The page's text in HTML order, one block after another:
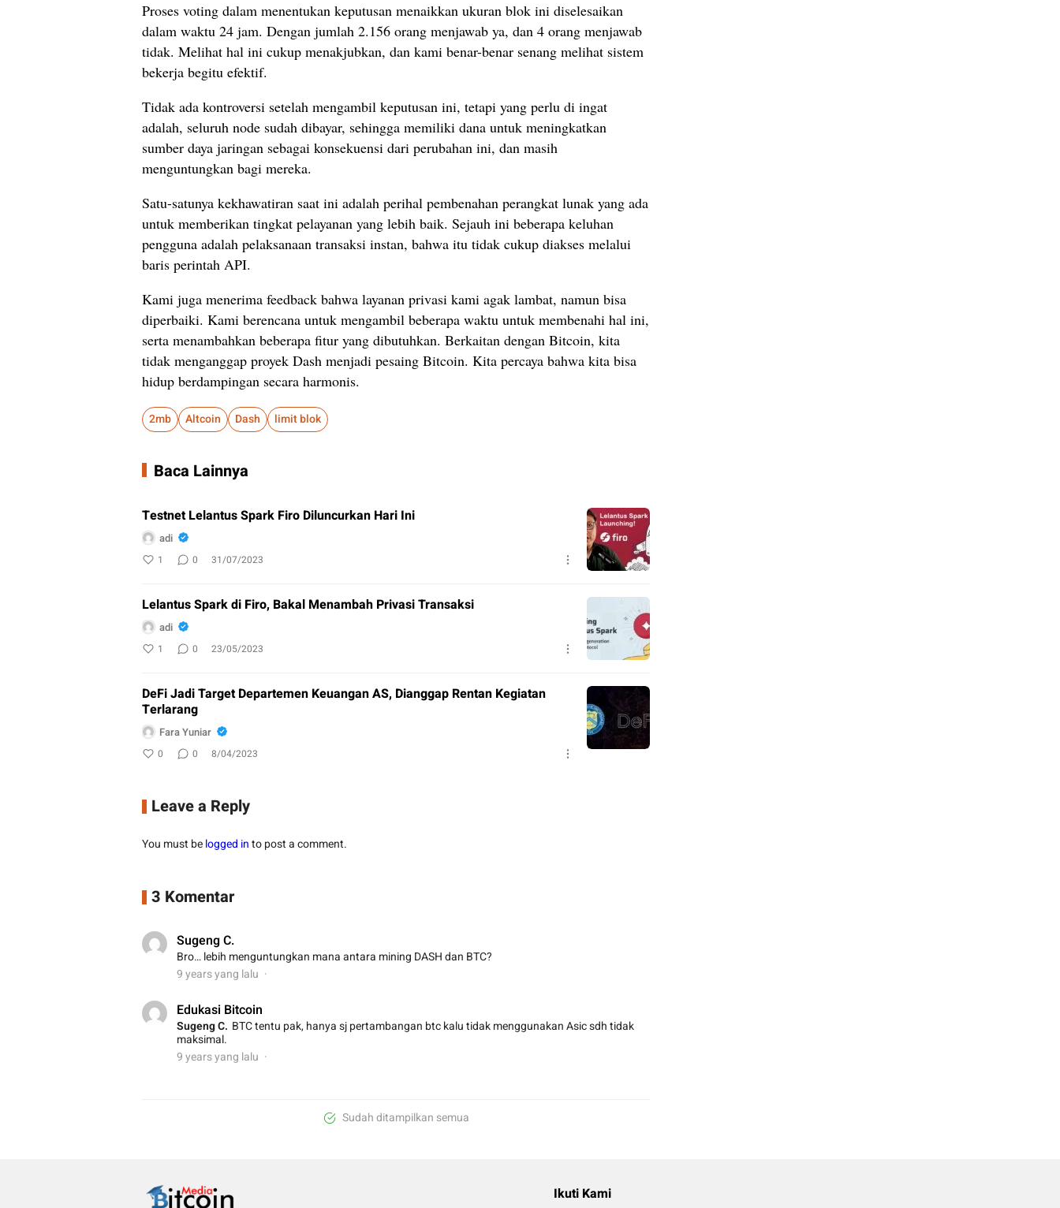
Proses voting dalam menentukan keputusan menaikkan ukuran blok ini diselesaikan
dalam waktu 24 jam. Dengan jumlah 2.156 orang menjawab ya, dan 4 orang menjawab
tidak. Melihat hal ini cukup menakjubkan, dan kami benar-benar senang melihat sistem
bekerja begitu efektif.
Tidak ada kontroversi setelah mengambil keputusan ini, tetapi yang perlu di ingat
adalah, seluruh node sudah dibayar, sehingga memiliki dana untuk meningkatkan
sumber daya jaringan sebagai konsekuensi dari perubahan ini, dan masih
menguntungkan bagi mereka.
Satu-satunya kekhawatiran saat ini adalah perihal pembenahan perangkat lunak yang ada
untuk memberikan tingkat pelayanan yang lebih baik. Sejauh ini beberapa keluhan
pengguna adalah pelaksanaan transaksi instan, bahwa itu tidak cukup diakses melalui
baris perintah API.
Kami juga menerima feedback bahwa layanan privasi kami agak lambat, namun bisa
diperbaiki. Kami berencana untuk mengambil beberapa waktu untuk membenahi hal ini,
serta menambahkan beberapa fitur yang dibutuhkan. Berkaitan dengan Bitcoin, kita
tidak menganggap proyek Dash menjadi pesaing Bitcoin. Kita percaya bahwa kita bisa
hidup berdampingan secara harmonis.
2mb Altcoin Dash limit blok
Baca Lainnya
Testnet Lelantus Spark Firo Diluncurkan Hari Ini
adi
1 0 31/07/2023
Lelantus Spark di Firo, Bakal Menambah Privasi Transaksi
adi
1 0 23/05/2023
DeFi Jadi Target Departemen Keuangan AS, Dianggap Rentan Kegiatan
Terlarang
Fara Yuniar
0 0 8/04/2023
Leave a Reply
You must belogged into post a comment.
3 Komentar
Sugeng C.
Bro… lebih menguntungkan mana antara mining DASH dan BTC?
9 years yang lalu
Edukasi Bitcoin
Sugeng C. BTC tentu pak, hanya sj pertambangan btc kalu tidak menggunakan Asic sdh tidak
maksimal.
9 years yang lalu
Sudah ditampilkan semua
Ikuti Kami